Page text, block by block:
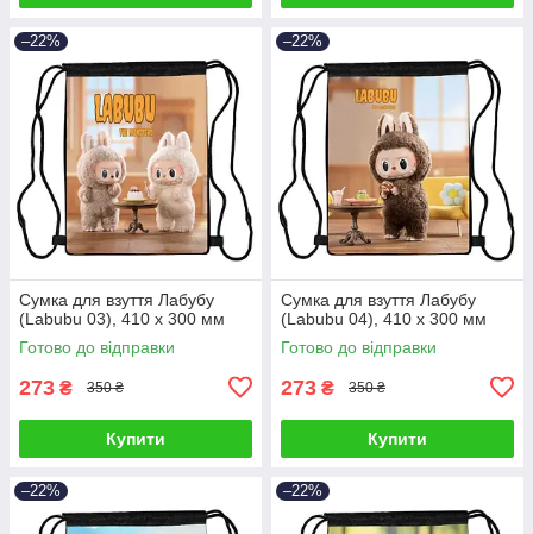
–22%
Сумка для взуття Лабубу
(Labubu 03), 410 х 300 мм
Готово до відправки
273 ₴ 350 ₴
Купити
–22%
Сумка для взуття Лабубу
(Labubu 04), 410 х 300 мм
Готово до відправки
273 ₴ 350 ₴
Купити
–22% –22%